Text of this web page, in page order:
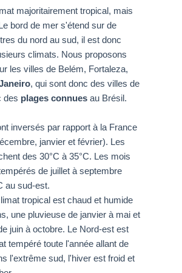
majoritairement tropical, mais
bord de mer s'étend sur de
du nord au sud, il est donc
climats. Nous proposons
les villes de Belém, Fortaleza,
, qui sont donc des villes de
des plages connues au Brésil.
inversés par rapport à la France
janvier et février). Les
des 30°C à 35°C. Les mois
de juillet à septembre
au sud-est.
tropical est chaud et humide
une pluvieuse de janvier à mai et
juin à octobre. Le Nord-est est
tempéré toute l'année allant de
l'extrême sud, l'hiver est froid et